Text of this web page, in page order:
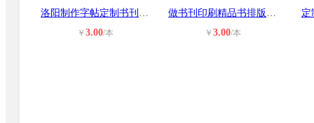
洛阳制作字帖定制书刊印刷
￥ 3.00/本
做书刊印刷精品书排版印刷
￥ 3.00/本
定